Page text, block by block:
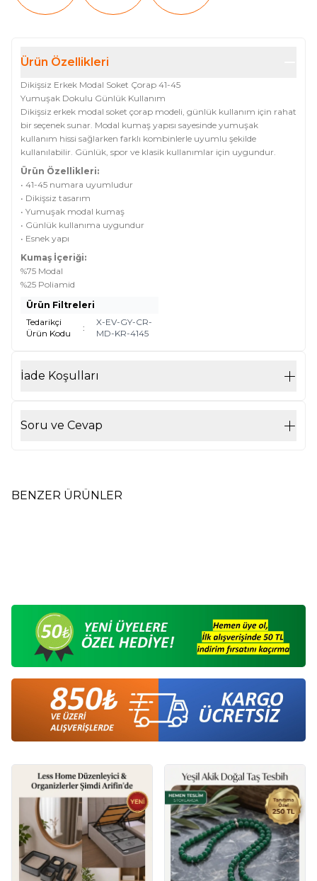
Ürün Özellikleri
Dikişsiz Erkek Modal Soket Çorap 41-45
Yumuşak Dokulu Günlük Kullanım
Dikişsiz erkek modal soket çorap modeli, günlük kullanım için rahat
bir seçenek sunar. Modal kumaş yapısı sayesinde yumuşak
kullanım hissi sağlarken farklı kombinlerle uyumlu şekilde
kullanılabilir. Günlük, spor ve klasik kullanımlar için uygundur.
Ürün Özellikleri:
• 41-45 numara uyumludur
• Dikişsiz tasarım
• Yumuşak modal kumaş
• Günlük kullanıma uygundur
• Esnek yapı
Kumaş İçeriği:
%75 Modal
%25 Poliamid
Ürün Filtreleri
Tedarikçi
Ürün Kodu
:
X-EV-GY-CR-
MD-KR-4145
İade Koşulları
Soru ve Cevap
BENZER ÜRÜNLER